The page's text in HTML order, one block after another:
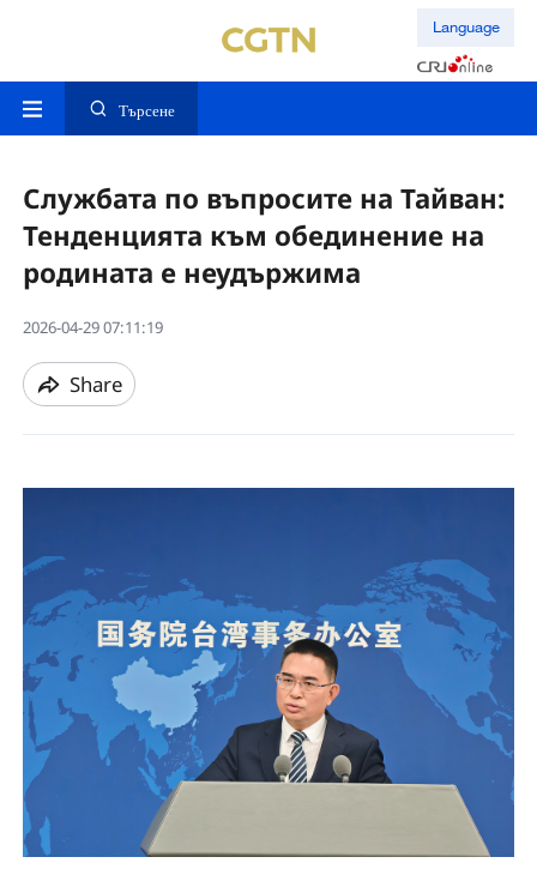
Language
Търсене
Службата по въпросите на Тайван:
Тенденцията към обединение на
родината е неудържима
2026-04-29 07:11:19
Share